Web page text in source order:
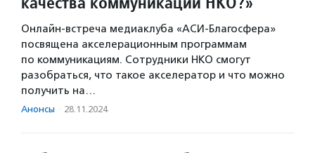
Онлайн-встреча медиаклуба «АСИ-Благосфера»
посвящена акселерационным программам
по коммуникациям. Сотрудники НКО смогут
разобраться, что такое акселератор и что можно
получить на…
Анонсы · 28.11.2024